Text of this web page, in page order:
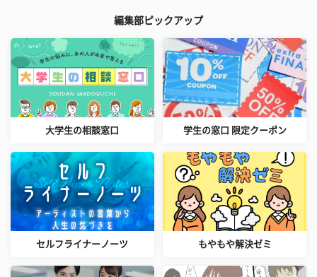
編集部ピックアップ
大学生の相談窓口 学生の窓口 限定クーポン
セルフライナーノーツ もやもや解決ゼミ